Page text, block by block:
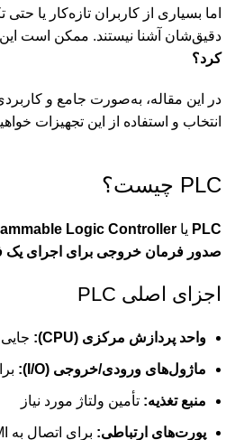
اما بسیاری از کاربران تازه‌کار یا
دقیق‌شان آشنا نیستند. ممکن است این
کرد؟
انتخاب و استفاده از این تجهیزات
PLC چیست؟
PLC یا Logic Controller
صدور فرمان خروجی برای اجرای یک
اجزای اصلی PLC
واحد پردازش مرکزی (CPU):
ماژول‌های ورودی/خروجی (I/O):
منبع تغذیه: تأمین ولتاژ مورد نیاز
پورت‌های ارتباطی: برای اتصال به HMI، درایو، سایر PLCها و کامپیوتر